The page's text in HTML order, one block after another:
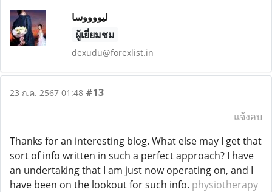
لیووووسا
ผู้เยี่ยมชม
dexudu@forexlist.in
23 ก.ค. 2567 01:48 #13
แจ้งลบ
Thanks for an interesting blog. What else may I get that
sort of info written in such a perfect approach? I have
an undertaking that I am just now operating on, and I
have been on the lookout for such info. physiotherapy